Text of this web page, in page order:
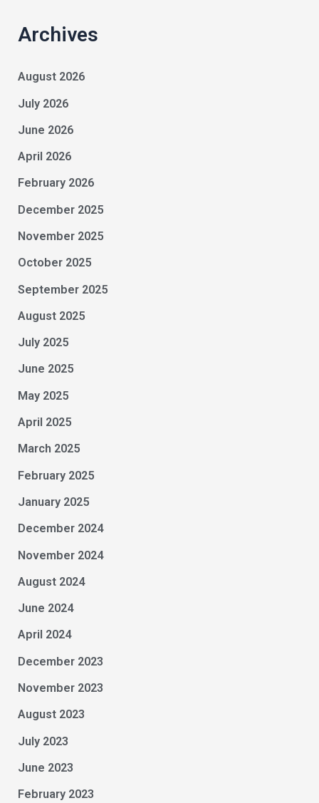
Archives
August 2026
July 2026
June 2026
April 2026
February 2026
December 2025
November 2025
October 2025
September 2025
August 2025
July 2025
June 2025
May 2025
April 2025
March 2025
February 2025
January 2025
December 2024
November 2024
August 2024
June 2024
April 2024
December 2023
November 2023
August 2023
July 2023
June 2023
February 2023